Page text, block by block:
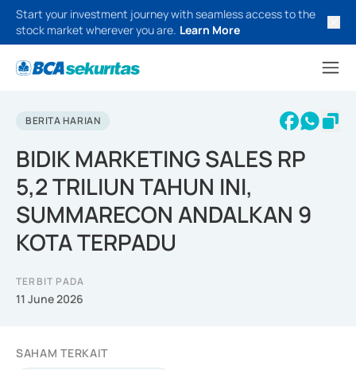
Start your investment journey with seamless access to the
stock market wherever you are. Learn More
BERITA HARIAN
BIDIK MARKETING SALES RP
5,2 TRILIUN TAHUN INI,
SUMMARECON ANDALKAN 9
KOTA TERPADU
TERBIT PADA
11 June 2026
SAHAM TERKAIT